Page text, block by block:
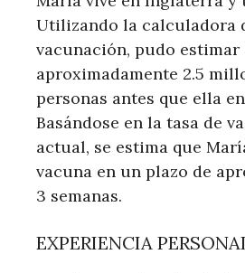
Utilizando la calculadora
vacunación, pudo estimar
aproximadamente 2.5
personas antes que ella
Basándose en la tasa de
actual, se estima que
vacuna en un plazo de
3 semanas.
EXPERIENCIA